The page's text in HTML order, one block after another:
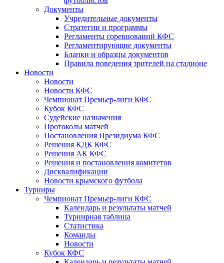
Документы
Учредительные документы
Стратегии и программы
Регламенты соревнований КФС
Регламентирующие документы
Бланки и образцы документов
Правила поведения зрителей на стадионе
Новости
Новости
Новости КФС
Чемпионат Премьер-лиги КФС
Кубок КФС
Судейские назначения
Протоколы матчей
Постановления Президиума КФС
Решения КДК КФС
Решения АК КФС
Решения и постановления комитетов
Дисквалификации
Новости крымского футбола
Турниры
Чемпионат Премьер-лиги КФС
Календарь и результаты матчей
Турнирная таблица
Статистика
Команды
Новости
Кубок КФС